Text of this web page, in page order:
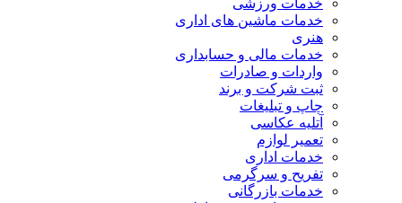
خدمات ورزشی
خدمات ماشین های اداری
هنری
خدمات مالی و حسابداری
واردات و صادرات
ثبت شرکت و برند
چاپ و تبلیغات
آتلیه عکاسی
تعمیر لوازم
خدمات اداری
تفریح و سرگرمی
خدمات بازرگانی